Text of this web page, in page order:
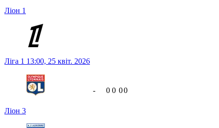
Ліон 1
Ліга 1 13:00, 25 квіт. 2026
Ліон 3
- 0 0 00